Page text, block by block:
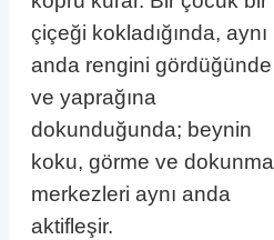
çiçeği kokladığında, aynı
anda rengini gördüğünde
ve yaprağına
dokunduğunda; beynin
koku, görme ve dokunma
merkezleri aynı anda
aktifleşir.